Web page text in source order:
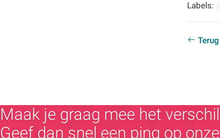
Labels:
Maak je graag mee het
Geef dan snel een ping op